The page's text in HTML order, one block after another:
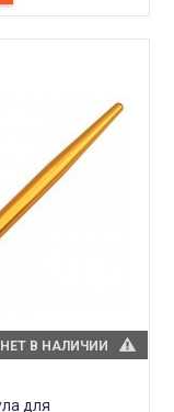
для
НЕТ В НАЛИЧИИ